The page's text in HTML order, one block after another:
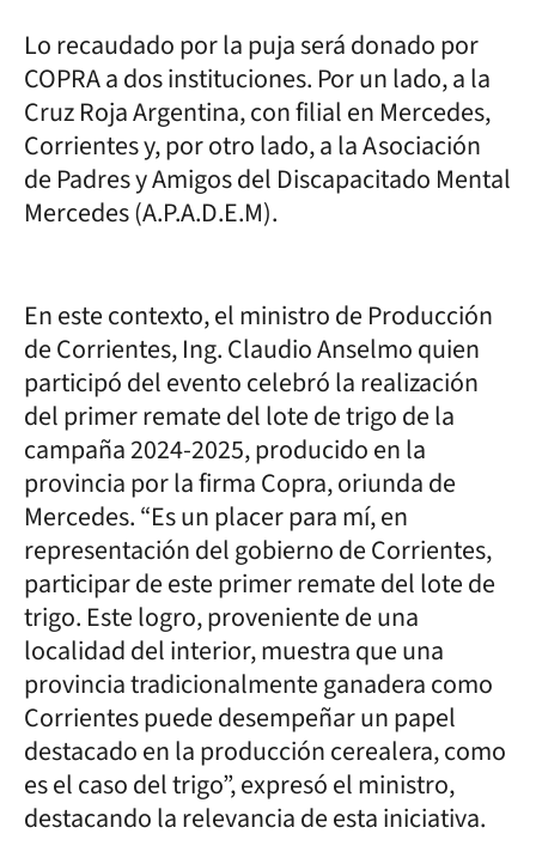
Lo recaudado por la puja será donado por
COPRA a dos instituciones. Por un lado, a la
Cruz Roja Argentina, con filial en Mercedes,
Corrientes y, por otro lado, a la Asociación
de Padres y Amigos del Discapacitado Mental
Mercedes (A.P.A.D.E.M).
En este contexto, el ministro de Producción
de Corrientes, Ing. Claudio Anselmo quien
participó del evento celebró la realización
del primer remate del lote de trigo de la
campaña 2024-2025, producido en la
provincia por la firma Copra, oriunda de
Mercedes. “Es un placer para mí, en
representación del gobierno de Corrientes,
participar de este primer remate del lote de
trigo. Este logro, proveniente de una
localidad del interior, muestra que una
provincia tradicionalmente ganadera como
Corrientes puede desempeñar un papel
destacado en la producción cerealera, como
es el caso del trigo”, expresó el ministro,
destacando la relevancia de esta iniciativa.